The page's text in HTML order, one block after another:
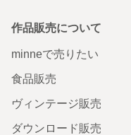
作品販売について
minneで売りたい
食品販売
ヴィンテージ販売
ダウンロード販売